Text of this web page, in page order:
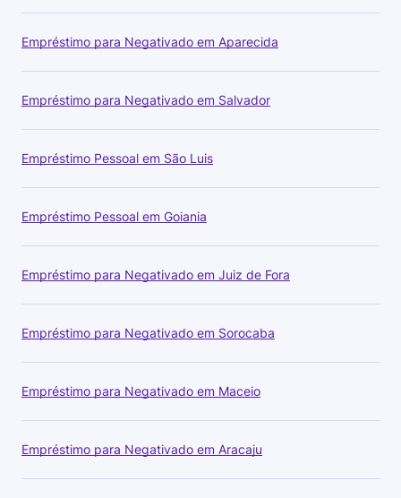
Empréstimo para Negativado em Aparecida
Empréstimo para Negativado em Salvador
Empréstimo Pessoal em São Luis
Empréstimo Pessoal em Goiania
Empréstimo para Negativado em Juiz de Fora
Empréstimo para Negativado em Sorocaba
Empréstimo para Negativado em Maceio
Empréstimo para Negativado em Aracaju